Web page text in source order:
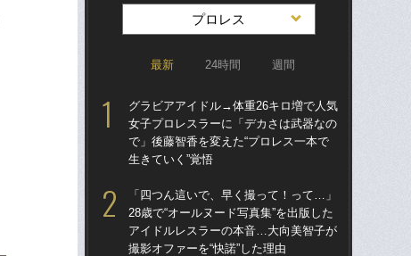
プロレス
最新 24時間 週間
グラビアアイドル→体重26キロ増で人気
女子プロレスラーに「デカさは武器なの
で」後藤智香を変えた“プロレス一本で
生きていく”覚悟
「四つん這いで、早く撮って！って…」
28歳で“オールヌード写真集”を出版した
アイドルレスラーの本音…大向美智子が
撮影オファーを“快諾”した理由